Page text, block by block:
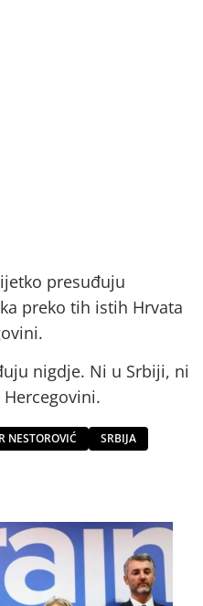
presuđuju
preko tih istih Hrvata
nigdje. Ni u Srbiji, ni
NESTOROVIĆ SRBIJA